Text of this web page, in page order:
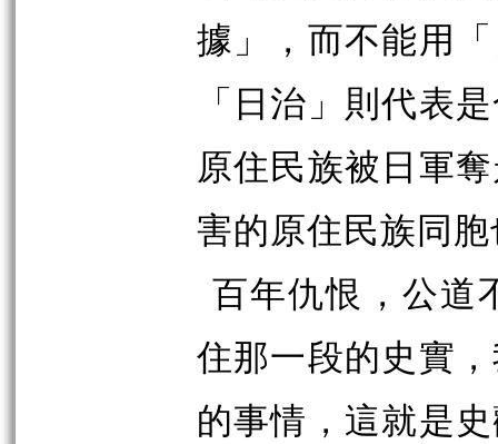
據」，而不能用
「日治」則代表
原住民族被日軍
害的原住民族同
百年仇恨，公道
住那一段的史實
的事情，這就是